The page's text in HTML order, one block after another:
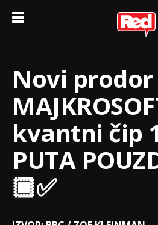
Novi prodor
kvantni čip
PUTA
🏿✅